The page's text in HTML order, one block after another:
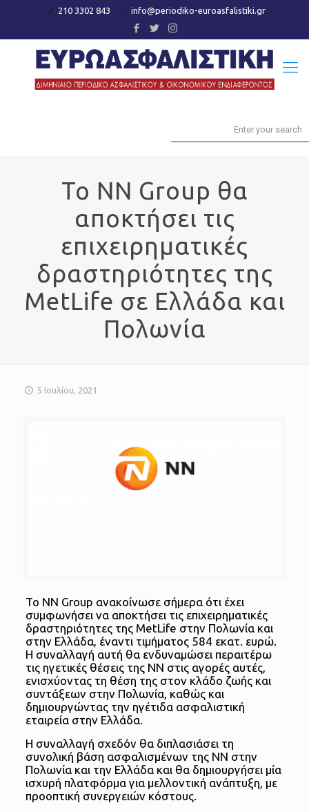
210 3302 843 info@periodiko-euroasfalistiki.gr
Το NN Group θα
αποκτήσει τις
επιχειρηματικές
δραστηριότητες της
MetLife σε Ελλάδα και
Πολωνία
5 Ιουλίου, 2021
Το NN Group ανακοίνωσε σήμερα ότι έχει
συμφωνήσει να αποκτήσει τις επιχειρηματικές
δραστηριότητες της MetLife στην Πολωνία και
στην Ελλάδα, έναντι τιμήματος 584 εκατ. ευρώ.
Η συναλλαγή αυτή θα ενδυναμώσει περαιτέρω
τις ηγετικές θέσεις της ΝΝ στις αγορές αυτές,
ενισχύοντας τη θέση της στον κλάδο ζωής και
συντάξεων στην Πολωνία, καθώς και
δημιουργώντας την ηγέτιδα ασφαλιστική
εταιρεία στην Ελλάδα.
Η συναλλαγή σχεδόν θα διπλασιάσει τη
συνολική βάση ασφαλισμένων της ΝΝ στην
Πολωνία και την Ελλάδα και θα δημιουργήσει μία
ισχυρή πλατφόρμα για μελλοντική ανάπτυξη, με
προοπτική συνεργειών κόστους.